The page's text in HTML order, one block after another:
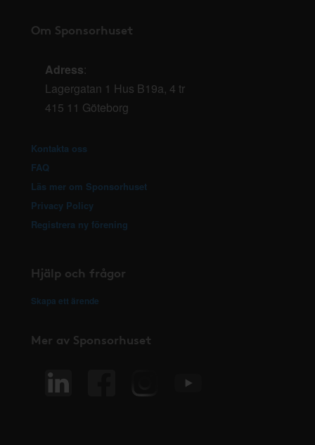
Om Sponsorhuset
Adress:
Lagergatan 1 Hus B19a, 4 tr
415 11 Göteborg
Kontakta oss
FAQ
Läs mer om Sponsorhuset
Privacy Policy
Registrera ny förening
Hjälp och frågor
Skapa ett ärende
Mer av Sponsorhuset